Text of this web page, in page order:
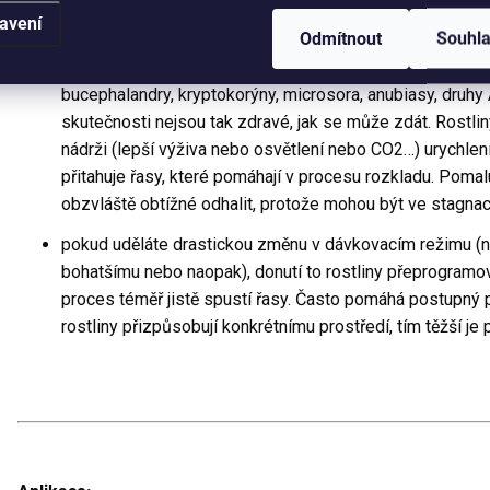
Odmítnout
pokud rostliny zdánlivě nenáročné rostliny (zejména
bucephalandry, kryptokorýny, microsora, anubiasy,
skutečnosti nejsou tak zdravé, jak se může zdát.
nádrži (lepší výživa nebo osvětlení nebo CO2…)
přitahuje řasy, které pomáhají v procesu rozkladu.
obzvláště obtížné odhalit, protože mohou být ve
pokud uděláte drastickou změnu v dávkovacím režimu
bohatšímu nebo naopak), donutí to rostliny
proces téměř jistě spustí řasy. Často pomáhá
rostliny přizpůsobují konkrétnímu prostředí, tím těžší je